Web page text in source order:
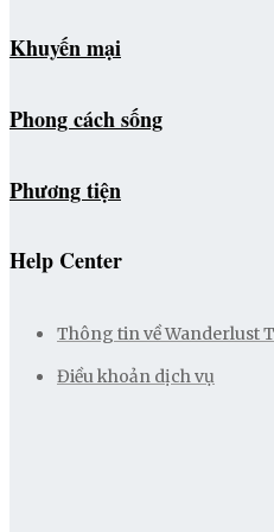
Khuyến mại
Phong cách sống
Phương tiện
Help Center
Thông tin về Wanderlust
Điều khoản dịch vụ